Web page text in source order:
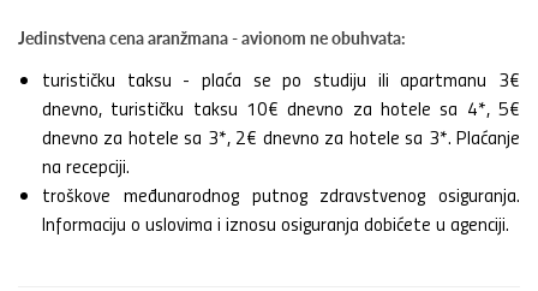
Jedinstvena cena aranžmana - avionom ne obuhvata:
turističku taksu - plaća se po studiju ili apartmanu 3€
dnevno, turističku taksu 10€ dnevno za hotele sa 4*, 5€
dnevno za hotele sa 3*, 2€ dnevno za hotele sa 3*. Plaćanje
na recepciji.
troškove međunarodnog putnog zdravstvenog osiguranja.
Informaciju o uslovima i iznosu osiguranja dobićete u agenciji.